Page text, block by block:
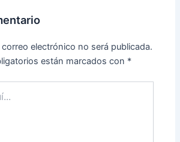
electrónico no será publicada.
están marcados con *